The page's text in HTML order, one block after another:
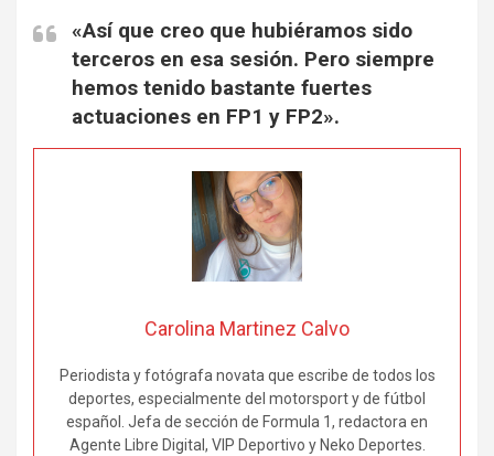
«Así que creo que hubiéramos sido
terceros en esa sesión. Pero siempre
hemos tenido bastante fuertes
actuaciones en FP1 y FP2».
Carolina Martinez Calvo
Periodista y fotógrafa novata que escribe de todos los
deportes, especialmente del motorsport y de fútbol
español. Jefa de sección de Formula 1, redactora en
Agente Libre Digital, VIP Deportivo y Neko Deportes.